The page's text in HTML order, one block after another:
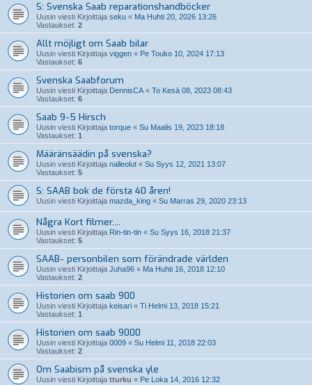
S: Svenska Saab reparationshandböcker
Uusin viesti Kirjoittaja seku « Ma Huhti 20, 2026 13:26
Vastaukset: 2
Allt möjligt om Saab bilar
Uusin viesti Kirjoittaja viggen « Pe Touko 10, 2024 17:13
Vastaukset: 6
Svenska Saabforum
Uusin viesti Kirjoittaja DennisCA « To Kesä 08, 2023 08:43
Vastaukset: 6
Saab 9-5 Hirsch
Uusin viesti Kirjoittaja torque « Su Maalis 19, 2023 18:18
Vastaukset: 1
Määränsäädin på svenska?
Uusin viesti Kirjoittaja nalleolut « Su Syys 12, 2021 13:07
Vastaukset: 5
S: SAAB bok de första 40 åren!
Uusin viesti Kirjoittaja mazda_king « Su Marras 29, 2020 23:13
Några Kort filmer....
Uusin viesti Kirjoittaja Rin-tin-tin « Su Syys 16, 2018 21:37
Vastaukset: 5
SAAB- personbilen som förändrade världen
Uusin viesti Kirjoittaja Juha96 « Ma Huhti 16, 2018 12:10
Vastaukset: 2
Historien om saab 900
Uusin viesti Kirjoittaja keisari « Ti Helmi 13, 2018 15:21
Vastaukset: 1
Historien om saab 9000
Uusin viesti Kirjoittaja 0009 « Su Helmi 11, 2018 22:03
Vastaukset: 2
Om Saabism på svenska yle
Uusin viesti Kirjoittaja tturku « Pe Loka 14, 2016 12:32